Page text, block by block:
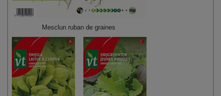
Mesclun ruban de graines